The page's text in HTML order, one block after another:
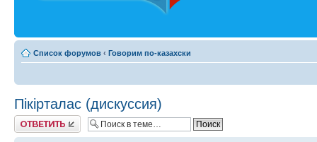
Список форумов ‹ Говорим по-казахски
Пікірталас (дискуссия)
Ответить